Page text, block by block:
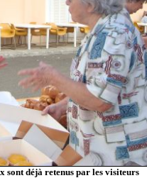
sont déjà retenus par les visiteurs